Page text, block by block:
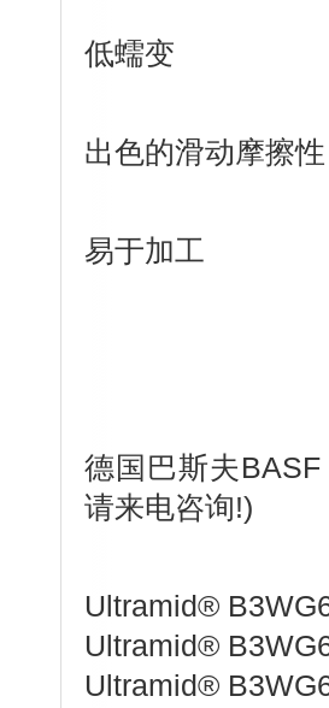
低蠕变
出色的滑动摩擦性
易于加工
德国巴斯夫
请来电咨询!)
Ultramid®
Ultramid®
Ultramid®